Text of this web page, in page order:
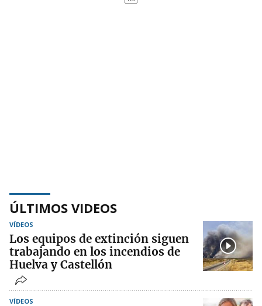
ÚLTIMOS VIDEOS
VÍDEOS
Los equipos de extinción siguen
trabajando en los incendios de
Huelva y Castellón
VÍDEOS